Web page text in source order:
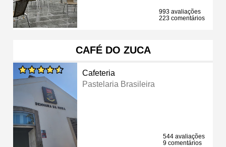
993 avaliações
223 comentários
CAFÉ DO ZUCA
Cafeteria
Pastelaria Brasileira
544 avaliações
9 comentários